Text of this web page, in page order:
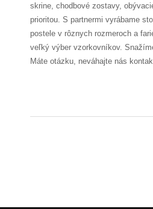
skrine, chodbové zostavy,
prioritou. S partnermi vyrábame
postele v rôznych rozmeroch a
veľký výber vzorkovníkov.
Máte otázku, neváhajte nás